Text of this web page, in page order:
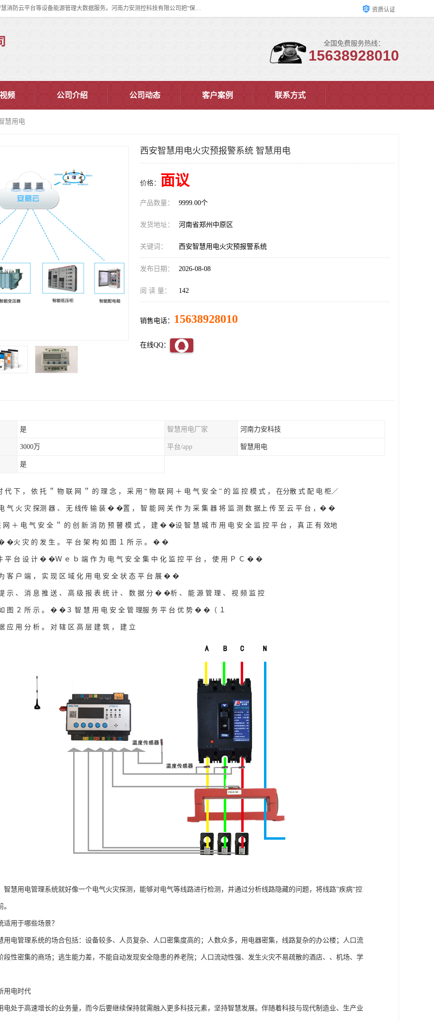
河南力安测控科技有限公司专注提供智慧消防管理系统,智慧消防系统,智慧消防云平台等设备能源管理大数据服务。河南力安测控科技有限公司把“保障设备运行安全可控,让设备管理变得简单”确定为力安的历史使命。 资质认证
全国免费服务热线：
15638928010
频 公司介绍 公司动态 客户案例 联系方式
慧用电
西安智慧用电火灾预报警系统 智慧用电
价格： 面议
产品数量： 9999.00个
发货地址： 河南省郑州中原区
关键词： 西安智慧用电火灾预报警系统
发布日期： 2026-08-08
阅 读 量： 142
销售电话： 15638928010
在线QQ：
是 智慧用电厂家 河南力安科技
3000万 平台/app 智慧用电
是
代 下 ， 依 托 ＂ 物 联 网 ＂ 的 理 念 ， 采 用 “ 物 联 网 ＋ 电 气 安 全 ” 的 监 控 模 式 ， 在分散 式 配 电 柜／
气 火 灾 探测 器 、 无 线传 输 装 � �置 ， 智 能 网 关 作 为 采 集 器 将 监 测 数 据上 传 至 云 平 台 ，� �
网 ＋ 电 气 安 全 ＂ 的 创 新 消 防 预 瞽 模 式 ， 建 � �设 智 慧 城 市 用 电 安 全 监 控 平 台 ， 真 正 有 效地
�火 灾 的 发 生 。 平 台 架 构 如 图 １ 所 示 。 � �
平 台 设 计 � �Ｗ ｅ ｂ 端 作 为 电 气 安 全 集 中 化 监 控 平 台 ， 使 用 Ｐ Ｃ � �
客 户 端 ， 实 现 区 域 化 用 电 安 全 状 态 平 台 展 � �
示 、 消 息 推 送 、 高 级 报 表 统 计 、 数 据 分 � �析 、 能 源 管 理 、 视 频 监 控
图 ２ 所 示 。 � �３ 智 慧 用 电 安 全 管 理服 务 平 台 优 势 � �（ １
应 用 分 析 。 对 辖 区 高 层 建 筑 ， 建 立
智慧用电管理系统就好像一个电气火灾探测，能够对电气等线路进行检测，并通过分析线路隐藏的问题，将线路”疾病“控
适用于哪些场景？
用电管理系统的场合包括：设备较多、人员复杂、人口密集度高的；人数众多，用电器密集，线路复杂的办公楼；人口流
段性密集的商场；逃生能力差，不能自动发现安全隐患的养老院；人口流动性强、发生火灾不易疏散的酒店、、机场、学
用电时代
电处于高速增长的业务量，而今后要继续保持就需融入更多科技元素，坚持智慧发展。伴随着科技与现代制造业、生产业